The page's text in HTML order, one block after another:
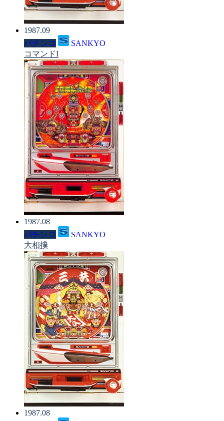
1987.09
パチンコ
SANKYO
コマンドI
1987.08
パチンコ
SANKYO
大相撲
1987.08